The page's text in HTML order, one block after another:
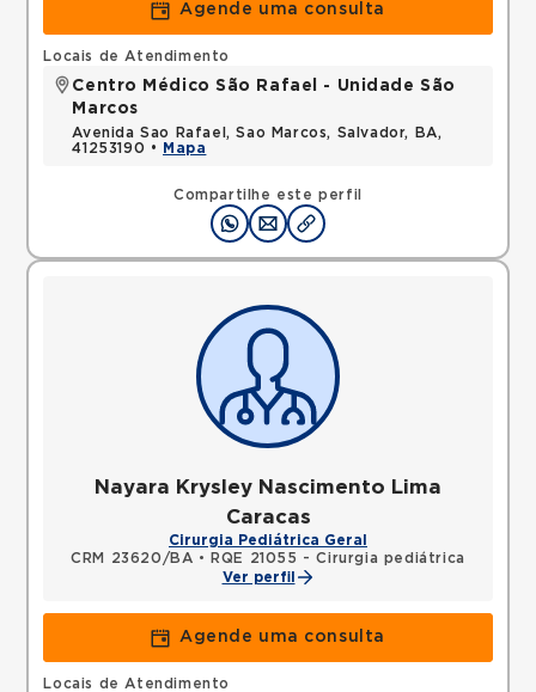
Agende uma consulta
Compartilhe este perfil
Locais de Atendimento
Centro Médico São Rafael - Unidade São
Marcos
Avenida Sao Rafael, Sao Marcos, Salvador, BA,
41253190 •
Mapa
Nayara Krysley Nascimento Lima
Caracas
Cirurgia Pediátrica Geral
CRM 23620/BA •
RQE 21055 - Cirurgia pediátrica
Ver perfil
Agende uma consulta
Locais de Atendimento